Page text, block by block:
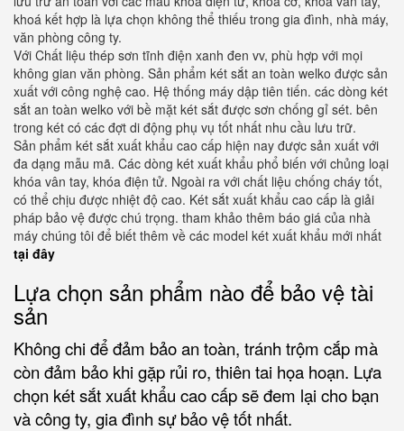
khoá kết hợp là lựa chọn không thể thiếu trong gia đình, nhà máy,
văn phòng công ty.
Với Chất liệu thép sơn tĩnh điện xanh đen vv, phù hợp với mọi
không gian văn phòng. Sản phẩm két sắt an toàn welko được sản
xuất với công nghệ cao. Hệ thống máy dập tiên tiến. các dòng két
sắt an toàn welko với bề mặt két sắt được sơn chống gỉ sét. bên
trong két có các đợt di động phụ vụ tốt nhất nhu cầu lưu trữ.
Sản phẩm két sắt xuất khẩu cao cấp hiện nay được sản xuất với
đa dạng mẫu mã. Các dòng két xuất khẩu phổ biến với chủng loại
khóa vân tay, khóa điện tử. Ngoài ra với chất liệu chống cháy tốt,
có thể chịu được nhiệt độ cao. Két sắt xuất khẩu cao cấp là giải
pháp bảo vệ được chú trọng. tham khảo thêm báo giá của nhà
máy chúng tôi để biết thêm về các model két xuất khẩu mới nhất
tại đây
Lựa chọn sản phẩm nào để bảo vệ tài
sản
Không chi để đảm bảo an toàn, tránh trộm cắp mà
còn đảm bảo khi gặp rủi ro, thiên tai họa hoạn. Lựa
chọn két sắt xuất khẩu cao cấp sẽ đem lại cho bạn
và công ty, gia đình sự bảo vệ tốt nhất.